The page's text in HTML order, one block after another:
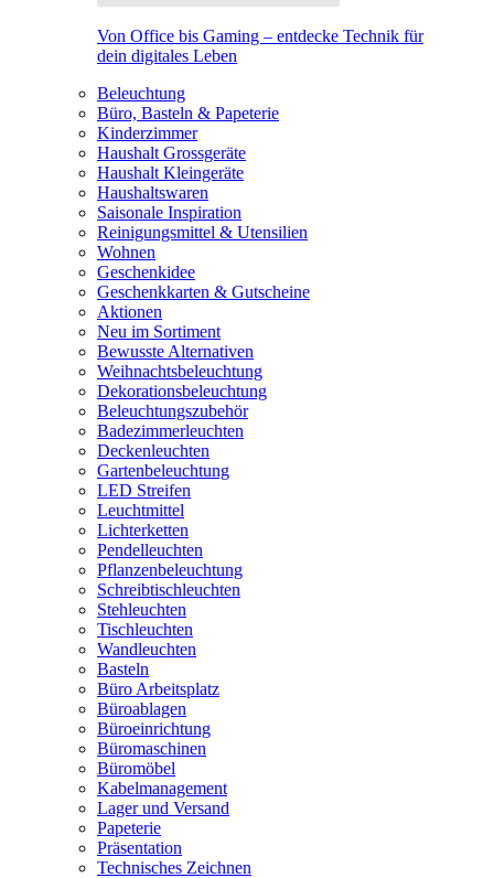
Von Office bis Gaming – entdecke Technik für
dein digitales Leben
Beleuchtung
Büro, Basteln & Papeterie
Kinderzimmer
Haushalt Grossgeräte
Haushalt Kleingeräte
Haushaltswaren
Saisonale Inspiration
Reinigungsmittel & Utensilien
Wohnen
Geschenkidee
Geschenkkarten & Gutscheine
Aktionen
Neu im Sortiment
Bewusste Alternativen
Weihnachtsbeleuchtung
Dekorationsbeleuchtung
Beleuchtungszubehör
Badezimmerleuchten
Deckenleuchten
Gartenbeleuchtung
LED Streifen
Leuchtmittel
Lichterketten
Pendelleuchten
Pflanzenbeleuchtung
Schreibtischleuchten
Stehleuchten
Tischleuchten
Wandleuchten
Basteln
Büro Arbeitsplatz
Büroablagen
Büroeinrichtung
Büromaschinen
Büromöbel
Kabelmanagement
Lager und Versand
Papeterie
Präsentation
Technisches Zeichnen